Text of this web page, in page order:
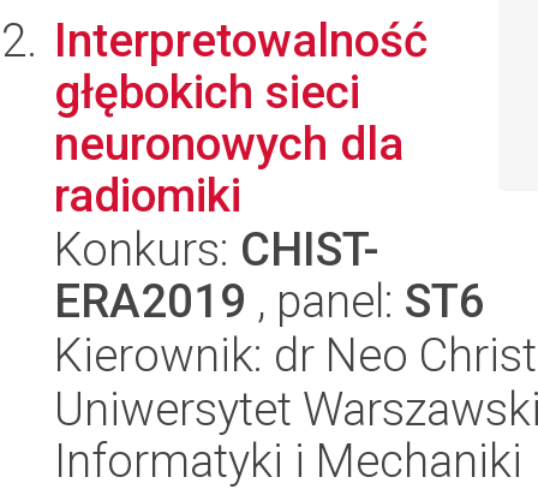
Interpretowalność
głębokich sieci
neuronowych dla
radiomiki
Konkurs: CHIST-
ERA2019 , panel: ST6
Kierownik: dr Neo
Uniwersytet
Informatyki i Mechaniki